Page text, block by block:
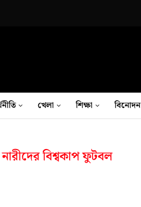
খেলা শিক্ষা বিনোদন
নারীদের বিশ্বকাপ ফুটবল